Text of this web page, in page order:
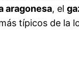
aragonesa, el
típicos de la